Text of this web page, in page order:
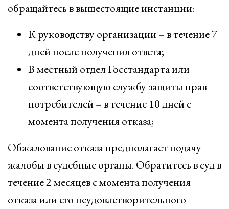
обращайтесь в вышестоящие инстанции:
К руководству организации – в течение 7
дней после получения ответа;
В местный отдел Госстандарта или
соответствующую службу защиты прав
потребителей – в течение 10 дней с
момента получения отказа;
Обжалование отказа предполагает подачу
жалобы в судебные органы. Обратитесь в суд в
течение 2 месяцев с момента получения
отказа или его неудовлетворительного